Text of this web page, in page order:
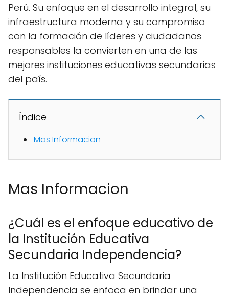
Perú. Su enfoque en el desarrollo integral, su
infraestructura moderna y su compromiso
con la formación de líderes y ciudadanos
responsables la convierten en una de las
mejores instituciones educativas secundarias
del país.
Índice
Mas Informacion
Mas Informacion
¿Cuál es el enfoque educativo de
la Institución Educativa
Secundaria Independencia?
La Institución Educativa Secundaria
Independencia se enfoca en brindar una